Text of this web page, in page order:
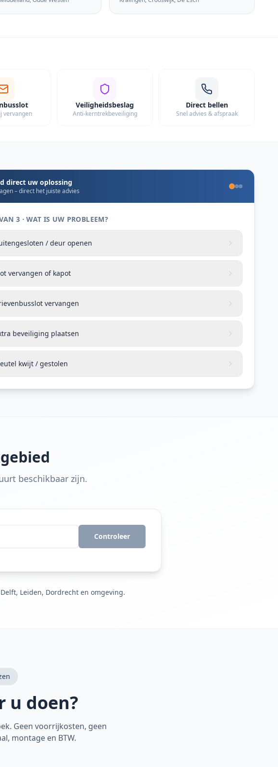
vervangen
Veiligheidsbeslag
Anti-kerntrekbeveiliging
Direct bellen
Snel advies & afspraak
direct uw oplossing
– direct het juiste advies
3 · WAT IS UW PROBLEEM?
/ deur openen
vervangen of kapot
vervangen
beveiliging plaatsen
kwijt / gestolen
beschikbaar zijn.
Controleer
Leiden, Dordrecht en omgeving.
u doen?
Geen voorrijkosten, geen
montage en BTW.